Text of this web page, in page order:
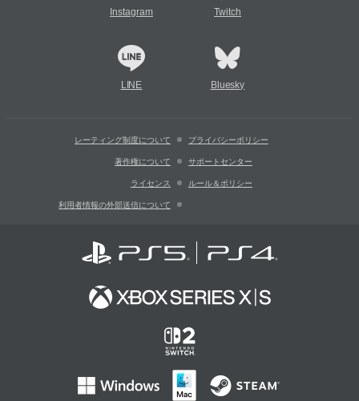
Instagram Twitch
LINE Bluesky
レーティング制度について プライバシーポリシー
著作権について サポートセンター
ライセンス ルール＆ポリシー
利用者情報の外部送信について